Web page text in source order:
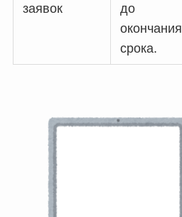
заявок
до
окончания
срока.